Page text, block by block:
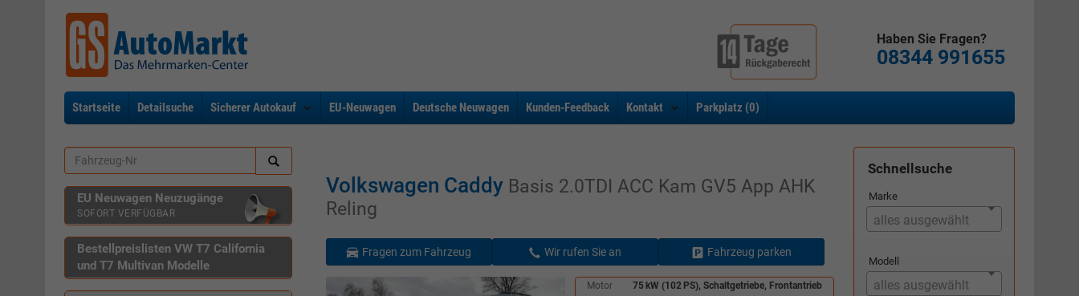
Haben Sie Fragen?
08344 991655
Startseite Detailsuche Sicherer Autokauf EU-Neuwagen Deutsche Neuwagen Kunden-Feedback Kontakt Parkplatz (0)
Volkswagen Caddy Basis 2.0TDI ACC Kam GV5 App AHK
Reling
Fragen zum Fahrzeug Wir rufen Sie an Fahrzeug parken
Motor
75 kW (102 PS), Schaltgetriebe, Frontantrieb
EU Neuwagen Neuzugänge
SOFORT VERFÜGBAR
Bestellpreislisten VW T7 California
und T7 Multivan Modelle
Schnellsuche
Marke
alles ausgewählt
Modell
alles ausgewählt